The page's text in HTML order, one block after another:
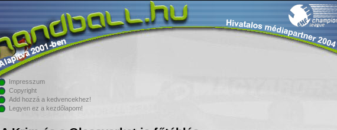
Impresszum
Copyright
Add hozzá a kedvencekhez!
Legyen ez a kezdőlapom!